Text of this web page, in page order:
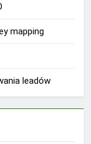
mapping
leadów